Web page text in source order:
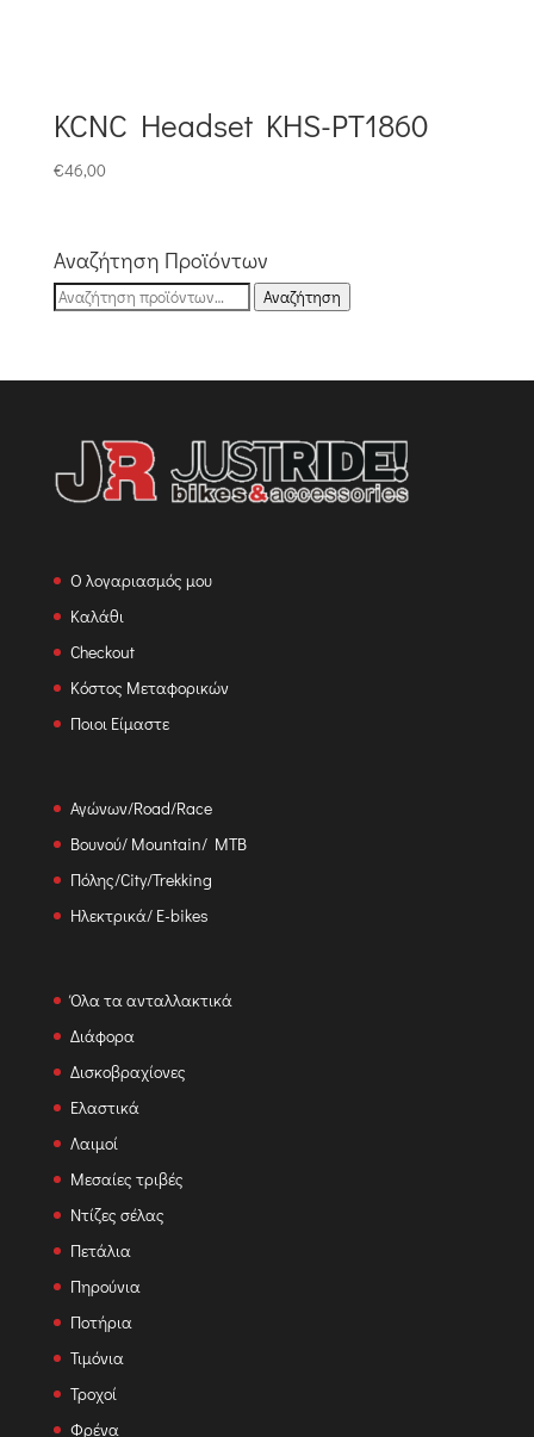
KCNC Headset KHS-PT1860
€46,00
Αναζήτηση Προϊόντων
Αναζήτηση
Αναζήτηση
Ο λογαριασμός μου
Καλάθι
Checkout
Κόστος Μεταφορικών
Ποιοι Είμαστε
Αγώνων/Road/Race
Βουνού/ Mountain/ MTB
Πόλης/City/Trekking
Ηλεκτρικά/ E-bikes
Όλα τα ανταλλακτικά
Διάφορα
Δισκοβραχίονες
Ελαστικά
Λαιμοί
Μεσαίες τριβές
Ντίζες σέλας
Πετάλια
Πηρούνια
Ποτήρια
Τιμόνια
Τροχοί
Φρένα